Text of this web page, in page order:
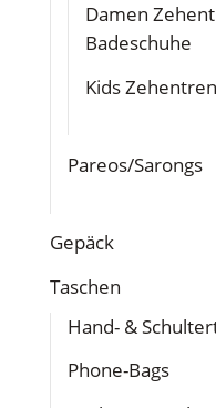
Damen
Badeschuhe
Kids
Pareos/Sarongs
Gepäck
Taschen
Hand- &
Phone-Bags